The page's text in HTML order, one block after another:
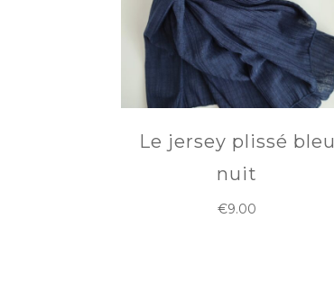
Le jersey plissé bleu
nuit
€9.00